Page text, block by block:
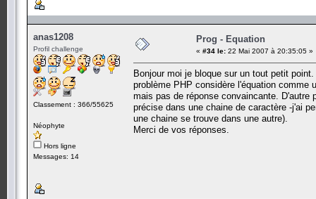
anas1208
Profil challenge
Classement : 366/55625
Néophyte
Hors ligne
Messages: 14
Prog - Equation
« #34 le: 22 Mai 2007 à 20:35:05 »
Bonjour moi je bloque sur un tout petit
problème PHP considère l'équation comme
mais pas de réponse convaincante. D'autre
précise dans une chaine de caractère -j'ai
une chaine se trouve dans une autre).
Merci de vos réponses.